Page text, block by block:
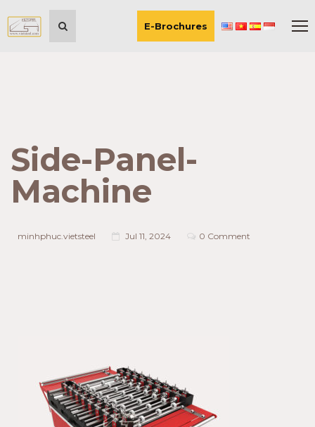
E-Brochures
Side-Panel-
Machine
minhphuc.vietsteel Jul 11, 2024 0 Comment